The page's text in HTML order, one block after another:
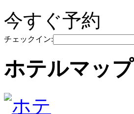
今すぐ予約
チェックイン:
ホテルマップ